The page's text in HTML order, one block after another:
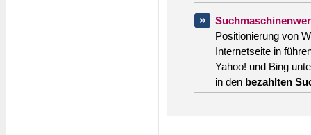
Positionierung von
Internetseite in
Yahoo! und Bing
in den bezahlten